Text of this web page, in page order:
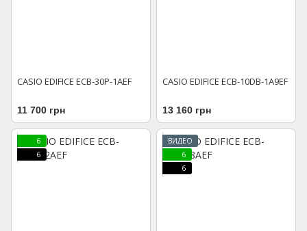
CASIO EDIFICE ECB-30P-1AEF
11 700 грн
CASIO EDIFICE ECB-10DB-1A9EF
13 160 грн
6
6
ВИДЕО
6
6